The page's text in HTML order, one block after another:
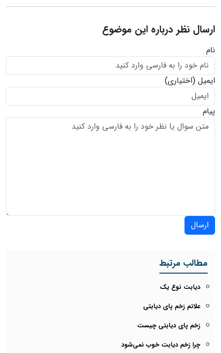
ارسال نظر درباره این موضوع
نام
ایمیل (اختیاری)
پیام
ارسال
مطالب مرتبط
دیابت نوع یک
علائم زخم پای دیابتی
زخم پای دیابتی چیست
چرا زخم دیابت خوب نمی‌شود